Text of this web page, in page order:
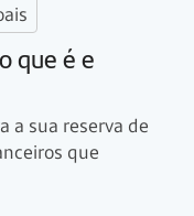
que é e
a sua reserva de
que